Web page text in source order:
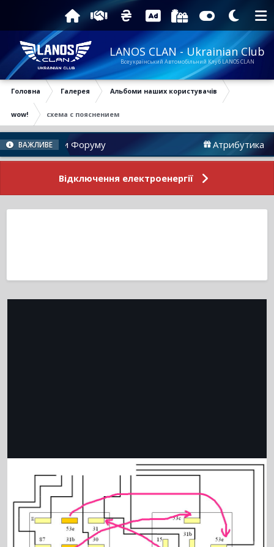
LANOS CLAN - Ukrainian Club
Всеукраїнський Автомобільний Клуб LANOS CLAN
Головна Галерея Альбоми наших користувачів
wow! схема с пояснением
ВАЖЛИВЕ
Новини Форуму Атрибутика
Відключення електроенергії